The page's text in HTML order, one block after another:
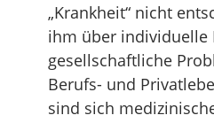
„Krankheit“ nicht
ihm über individuelle
gesellschaftliche
Berufs- und
sind sich